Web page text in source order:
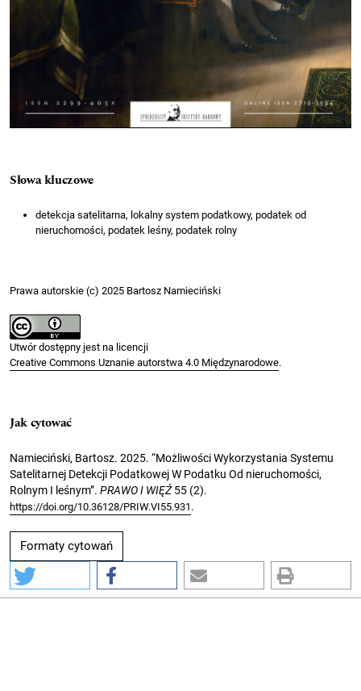
Słowa kluczowe
detekcja satelitarna, lokalny system podatkowy, podatek od
nieruchomości, podatek leśny, podatek rolny
Prawa autorskie (c) 2025 Bartosz Namieciński
Utwór dostępny jest na licencji
Creative Commons Uznanie autorstwa 4.0 Międzynarodowe.
Jak cytować
Namieciński, Bartosz. 2025. “Możliwości Wykorzystania Systemu
Satelitarnej Detekcji Podatkowej W Podatku Od nieruchomości,
Rolnym I leśnym”. PRAWO I WIĘŹ55 (2).
https://doi.org/10.36128/PRIW.VI55.931 .
Formaty cytowań